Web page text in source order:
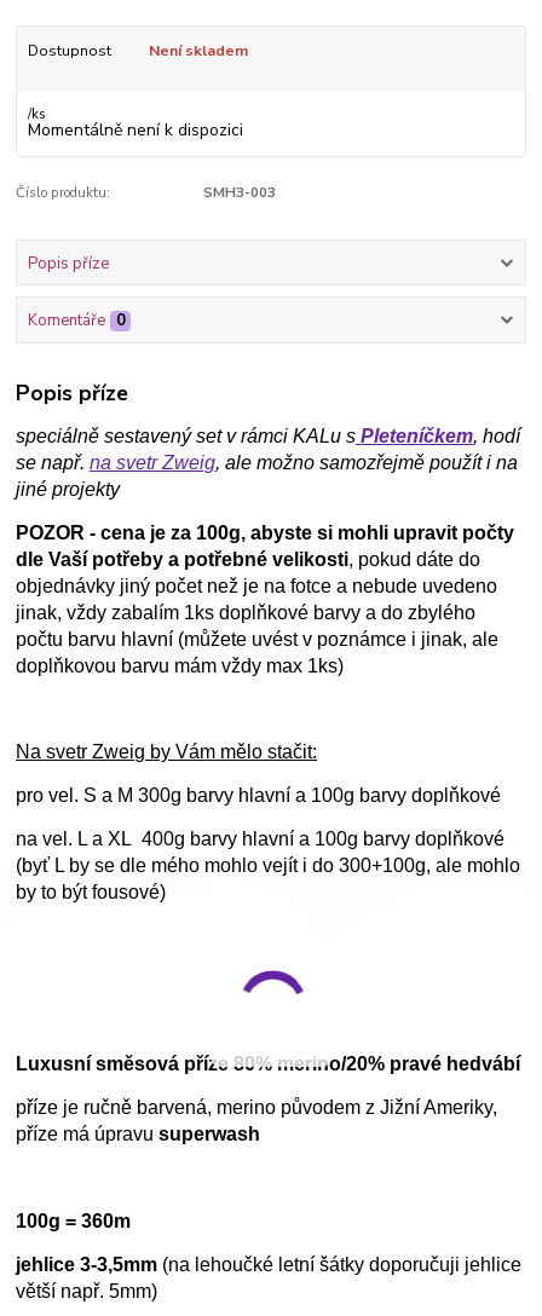
Dostupnost Není skladem
/ks
Momentálně není k dispozici
Číslo produktu: SMH3-003
Popis příze
Komentáře 0
Popis příze
speciálně sestavený set v rámci KALu s Pleteníčkem, hodí
se např.na svetr Zweig, ale možno samozřejmě použít i na
jiné projekty
POZOR - cena je za 100g, abyste si mohli upravit počty
dle Vaší potřeby a potřebné velikosti, pokud dáte do
objednávky jiný počet než je na fotce a nebude uvedeno
jinak, vždy zabalím 1ks doplňkové barvy a do zbylého
počtu barvu hlavní (můžete uvést v poznámce i jinak, ale
doplňkovou barvu mám vždy max 1ks)
Na svetr Zweig by Vám mělo stačit:
pro vel. S a M 300g barvy hlavní a 100g barvy doplňkové
na vel. L a XL 400g barvy hlavní a 100g barvy doplňkové
(byť L by se dle mého mohlo vejít i do 300+100g, ale mohlo
by to být fousové)
Luxusní směsová příze 80% merino/20% pravé hedvábí
příze je ručně barvená, merino původem z Jižní Ameriky,
příze má úpravusuperwash
100g = 360m
jehlice 3-3,5mm (na lehoučké letní šátky doporučuji jehlice
větší např. 5mm)